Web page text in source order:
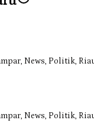
News, Politik,
News, Politik,